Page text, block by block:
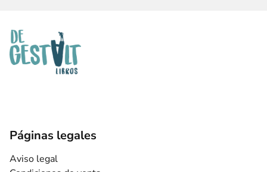
Páginas legales
Aviso legal